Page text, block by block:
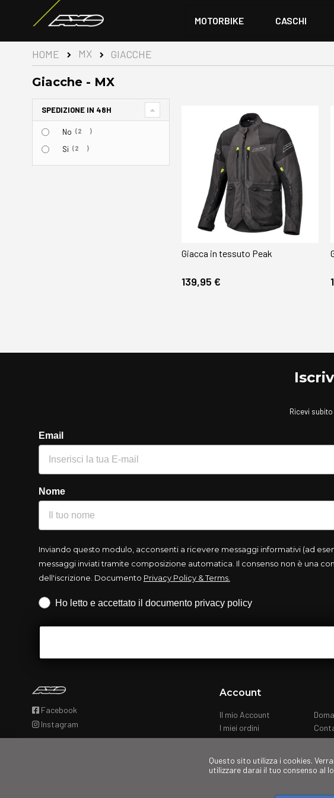
MOTORBIKE CASCHI
HOME MX GIACCHE
Giacche - MX
Giacca in tessuto Peak
139,95 €
SPEDIZIONE IN 48H
No 2 elementi
Si 2 elementi
Ricevi subito
Email
Nome
Inviando questo modulo, acconsenti a ricevere messaggi informativi (ad
messaggi inviati tramite composizione automatica. Il consenso non è una
dell'iscrizione. Documento Privacy Policy & Terms.
Iscrizione obbligatoria
Ho letto e accettato il documento privacy policy
Facebook
Instagram
Account
Il mio Account
I miei ordini
Questo sito utilizza i cookies.
utilizzare darai il tuo consenso al